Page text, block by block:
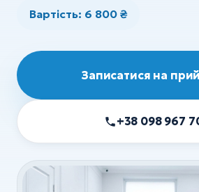
Анестезія
Вартість: 6 800 ₴
Записатися на
+38 098 967